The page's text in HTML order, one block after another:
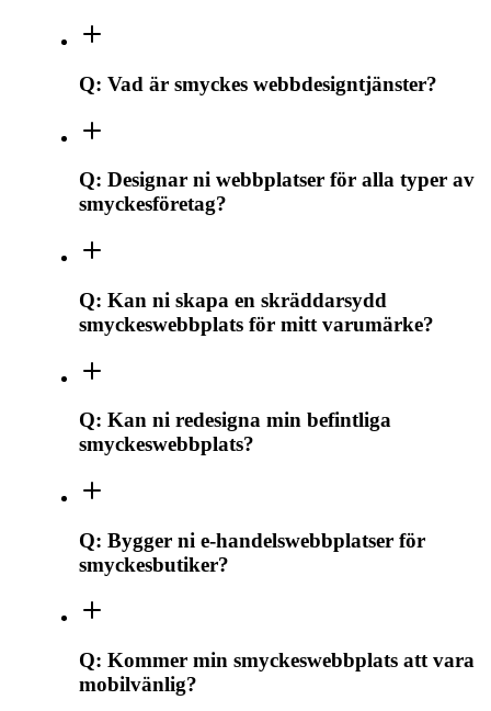
Q: Vad är smyckes webbdesigntjänster?
Q: Designar ni webbplatser för alla typer av
smyckesföretag?
Q: Kan ni skapa en skräddarsydd
smyckeswebbplats för mitt varumärke?
Q: Kan ni redesigna min befintliga
smyckeswebbplats?
Q: Bygger ni e-handelswebbplatser för
smyckesbutiker?
Q: Kommer min smyckeswebbplats att vara
mobilvänlig?